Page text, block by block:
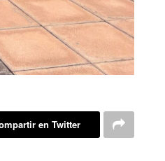
en Twitter